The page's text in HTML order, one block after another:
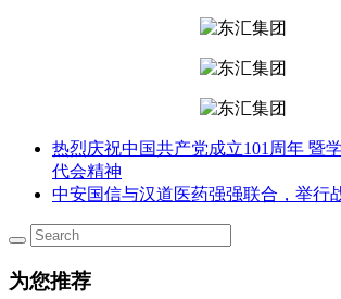
热烈庆祝中国共产党成立101周年 暨
代会精神
中安国信与汉道医药强强联合，举行
为您推荐